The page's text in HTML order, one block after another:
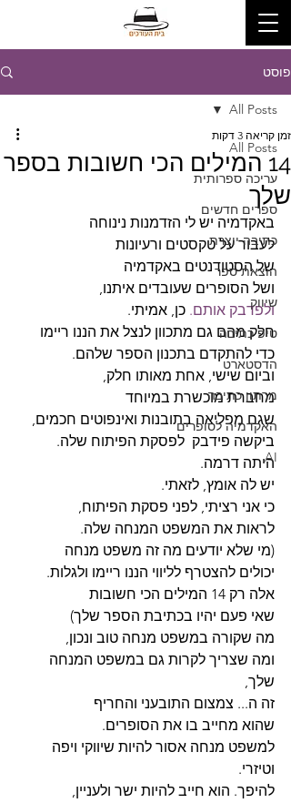
פוסט
All Posts
עריכה ספרותית
ספרים חדשים
כתיבה יוצרת
הוצאת ספר
שיווק
טיפ כתיבה
הדסטארט
מרתון כתיבה
האקדמיה לסופרים
AI
All Posts
14 המילים הכי חשובות בספר
שלך
זמן קריאה 3 דקות
באקדמיה יש לי הזדמנות נינוחה
לעבור על טקסטים ורעיונות
של הסטודנטים באקדמיה
ושל הסופרים שעובדים איתנו,
ולפדבק אותם. כן, אמיתי.
חלק מהם גם מתכוון לנצל את הננו ריימו
כדי להתקדם בתכנון הספר שלהם.
וביום שישי, אחת מאותו חלק,
מחברת מוכשרת במיוחד
שגם מפליאה בתובנות ואינפוטים חכמים,
ביקשה פידבק  לפסקת הפיתוח שלה.
היתה דרמה.
יש לה אומץ, לזאתי.
כי אני רציתי, לפני פסקת הפיתוח,
לראות את המשפט המנחה שלה.
(מי שלא יודעים מה זה משפט מנחה
יכולים להצטרף לליווי הננו ריימו ולגלות.
אלה רק 14 המילים הכי חשובות
שאי פעם יהיו בכתיבת הספר שלך)
מה שקורה במשפט מנחה טוב ונכון,
ומה שצריך לקרות גם במשפט המנחה
שלך,
זה ה... צמצום התובעני והחריף
שהוא מחייב בו את הסופרים.
למשפט מנחה אסור להיות שיווקי ויפה
וטיזרי.
להיפך. הוא חייב להיות ישר ולעניין,